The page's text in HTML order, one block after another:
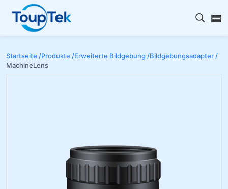
Open
Startseite /Produkte /Erweiterte Bildgebung /Bildgebungsadapter /
MachineLens